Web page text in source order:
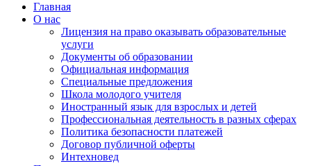
Главная
О нас
Лицензия на право оказывать образовательные
услуги
Документы об образовании
Официальная информация
Специальные предложения
Школа молодого учителя
Иностранный язык для взрослых и детей
Профессиональная деятельность в разных сферах
Политика безопасности платежей
Договор публичной оферты
Интехновед